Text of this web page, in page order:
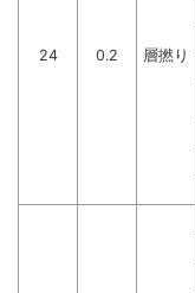
24 0.2 層撚り